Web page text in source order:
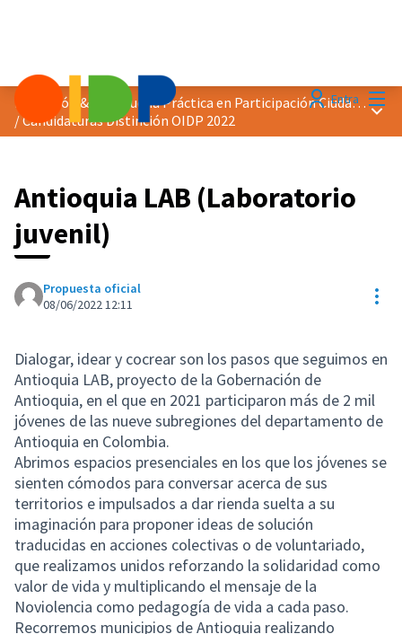
EntraDistinción &quot;Buena Práctica en Participación Ciudadana&quot; 2022
/Candidaturas Distinción OIDP 2022
Antioquia LAB (Laboratorio
juvenil)
Propuesta oficial
08/06/2022 12:11
Dialogar, idear y cocrear son los pasos que seguimos en
Antioquia LAB, proyecto de la Gobernación de
Antioquia, en el que en 2021 participaron más de 2 mil
jóvenes de las nueve subregiones del departamento de
Antioquia en Colombia.
Abrimos espacios presenciales en los que los jóvenes se
sienten cómodos para conversar acerca de sus
territorios e impulsados a dar rienda suelta a su
imaginación para proponer ideas de solución
traducidas en acciones colectivas o de voluntariado,
que realizamos unidos reforzando la solidaridad como
valor de vida y multiplicando el mensaje de la
Noviolencia como pedagogía de vida a cada paso.
Recorremos municipios de Antioquia realizando